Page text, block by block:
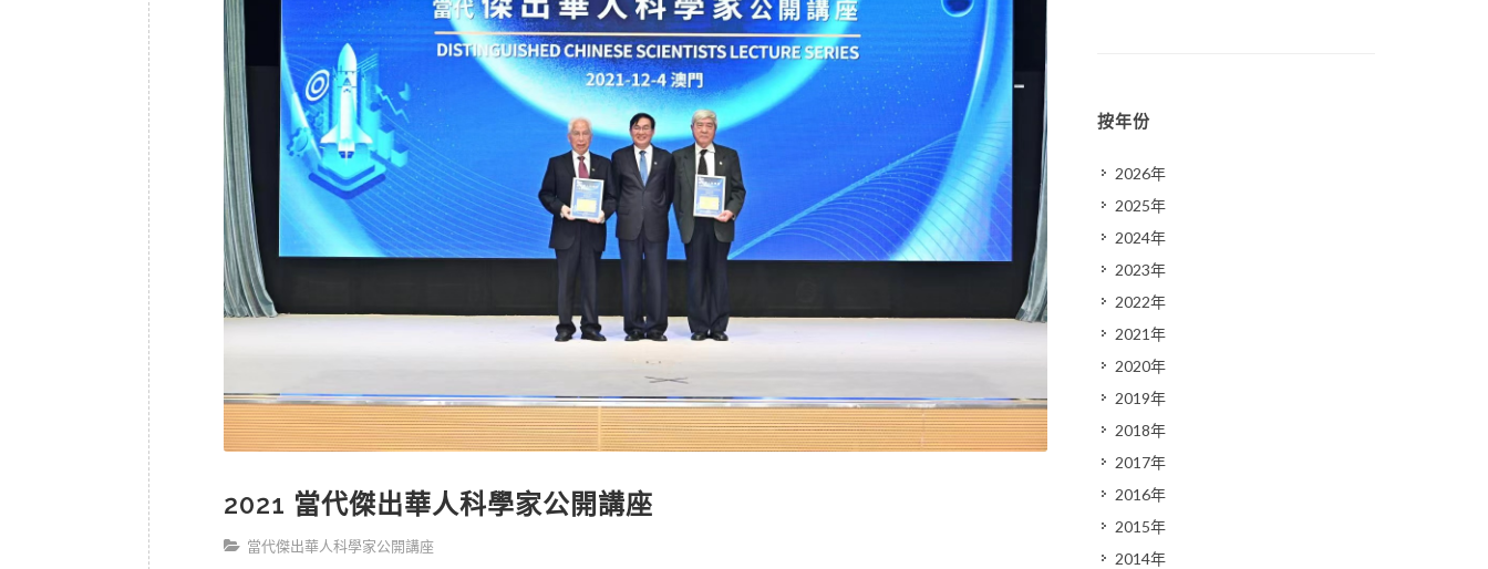
2021 當代傑出華人科學家公開講座
當代傑出華人科學家公開講座
按年份
2026年
2025年
2024年
2023年
2022年
2021年
2020年
2019年
2018年
2017年
2016年
2015年
2014年